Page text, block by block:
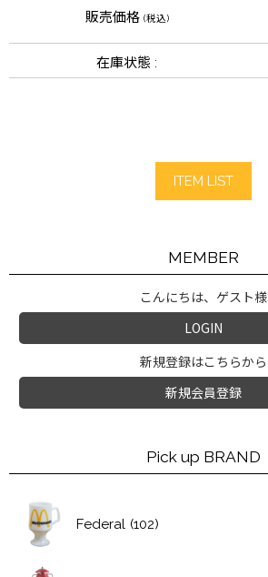
販売価格 (税込)
在庫状態 :
ITEM LIST
MEMBER
こんにちは、ゲスト様
LOGIN
新規登録はこちらから
新規会員登録
Pick up BRAND
Federal (102)